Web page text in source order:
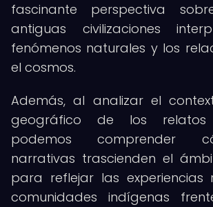
fascinante perspectiva
antiguas civilizaciones
fenómenos naturales y los
el cosmos.
Además, al analizar el
geográfico de los relatos
podemos comprender
narrativas trascienden el
para reflejar las experiencias
comunidades indígenas